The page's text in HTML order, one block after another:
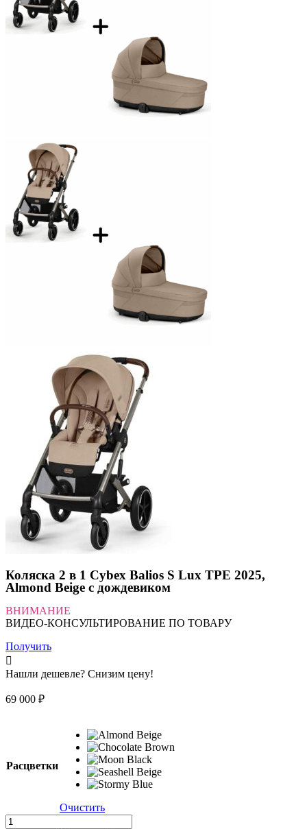
Коляска 2 в 1 Cybex Balios S Lux TPE 2025,
Almond Beige с дождевиком
ВНИМАНИЕ
ВИДЕО-КОНСУЛЬТИРОВАНИЕ ПО ТОВАРУ
Получить
Нашли дешевле? Снизим цену!
69 000 ₽
Расцветки
Очистить
Количество